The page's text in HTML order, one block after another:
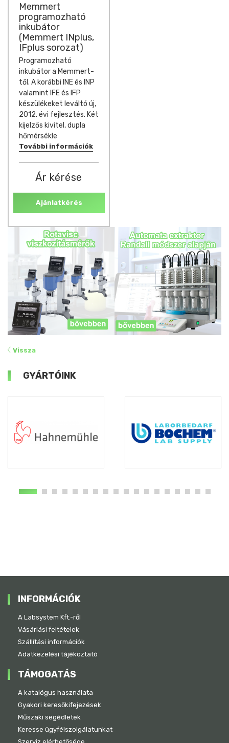
Memmert
programozható
inkubátor
(Memmert INplus,
IFplus sorozat)
Programozható
inkubátor a Memmert-
től. A korábbi INE és INP
valamint IFE és IFP
készülékeket leváltó új,
2012. évi fejlesztés. Két
kijelzős kivitel, dupla
hőmérsékle
További információk
Ár kérése
Ajánlatkérés
Vissza
GYÁRTÓINK
INFORMÁCIÓK
A Labsystem Kft.-ről
Vásárlási feltételek
Szállítási információk
Adatkezelési tájékoztató
TÁMOGATÁS
A katalógus használata
Gyakori keresőkifejezések
Műszaki segédletek
Keresse ügyfélszolgálatunkat